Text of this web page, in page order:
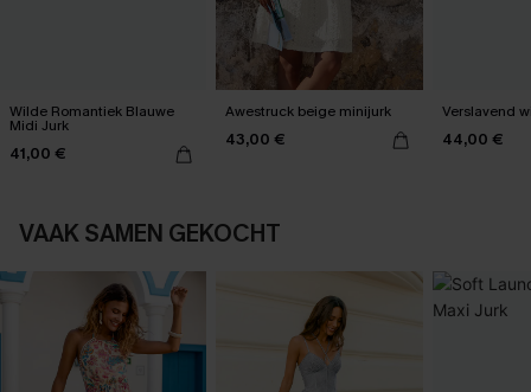
Wilde Romantiek Blauwe
Midi Jurk
41,00 €
Awestruck beige minijurk
43,00 €
Verslavend
44,00 €
VAAK SAMEN GEKOCHT